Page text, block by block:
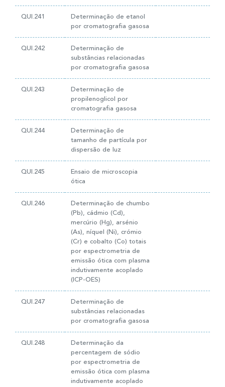
QUI.241
Determinação de etanol
por cromatografia gasosa
QUI.242
Determinação de
substâncias relacionadas
por cromatografia gasosa
QUI.243
Determinação de
propilenoglicol por
cromatografia gasosa
QUI.244
Determinação de
tamanho de partícula por
dispersão de luz
QUI.245
Ensaio de microscopia
ótica
QUI.246
Determinação de chumbo
(Pb), cádmio (Cd),
mercúrio (Hg), arsénio
(As), níquel (Ni), crómio
(Cr) e cobalto (Co) totais
por espectrometria de
emissão ótica com plasma
indutivamente acoplado
(ICP-OES)
QUI.247
Determinação de
substâncias relacionadas
por cromatografia gasosa
QUI.248
Determinação da
percentagem de sódio
por espectrometria de
emissão ótica com plasma
indutivamente acoplado